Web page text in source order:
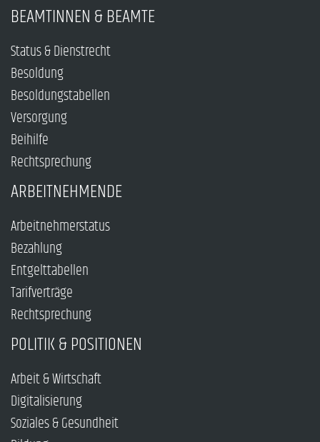
BEAMTINNEN & BEAMTE
Status & Dienstrecht
Besoldung
Besoldungstabellen
Versorgung
Beihilfe
Rechtsprechung
ARBEITNEHMENDE
Arbeitnehmerstatus
Bezahlung
Entgelttabellen
Tarifverträge
Rechtsprechung
POLITIK & POSITIONEN
Arbeit & Wirtschaft
Digitalisierung
Soziales & Gesundheit